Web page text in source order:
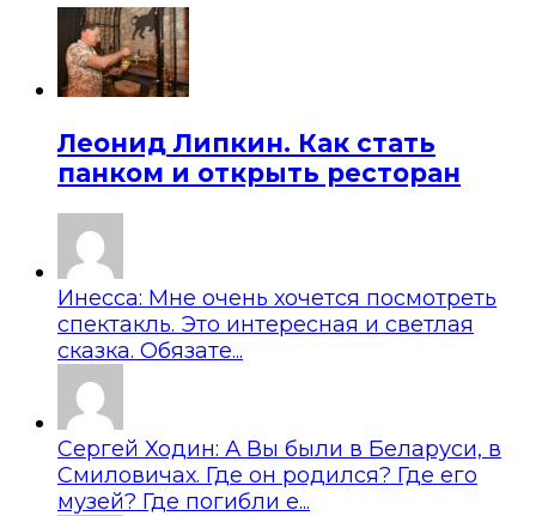
Леонид Липкин. Как стать
панком и открыть ресторан
Инесса: Мне очень хочется посмотреть
спектакль. Это интересная и светлая
сказка. Обязате...
Сергей Ходин: А Вы были в Беларуси, в
Смиловичах. Где он родился? Где его
музей? Где погибли е...